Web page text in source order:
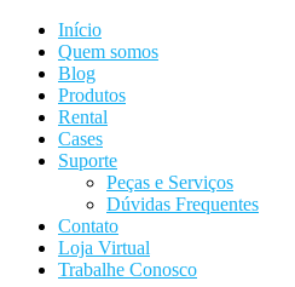
Início
Quem somos
Blog
Produtos
Rental
Cases
Suporte
Peças e Serviços
Dúvidas Frequentes
Contato
Loja Virtual
Trabalhe Conosco